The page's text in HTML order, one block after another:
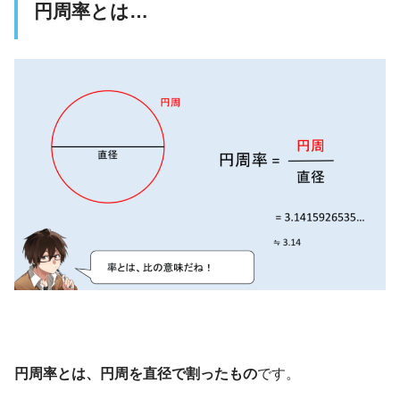
円周率とは…
円周率とは、円周を直径で割ったものです。